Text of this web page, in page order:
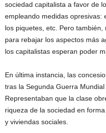
sociedad capitalista a favor de
empleando medidas opresivas:
los piquetes, etc. Pero
para rebajar los aspectos más
los capitalistas esperan poder
En última instancia, las
tras la Segunda Guerra
Representaban que la clase
riqueza de la sociedad en
y viviendas sociales.